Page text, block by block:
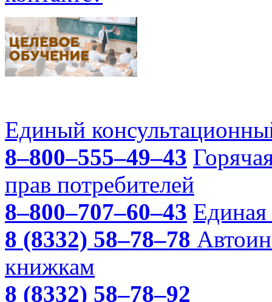
Единый
8–800–555–49–43
прав потребителей
8–800–707–60–43 Единая
8 (8332) 58–78–78
книжкам
8 (8332) 58–78–92